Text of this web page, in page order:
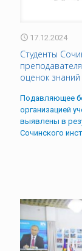
17.12.2024
Студенты
оценок
Подавляющее
организацией
выявлены в
Сочинского